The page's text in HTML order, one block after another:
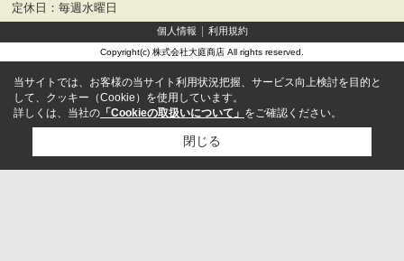
定休日：毎週水曜日
個人情報 利用規約
Copyright(c) 株式会社大庭商店 All rights reserved.
当サイトでは、お客様の当サイト利用状況把握、サービス向上検討を目的と
して、クッキー（Cookie）を使用しています。
詳しくは、当社の 「Cookieの取扱いについて」 をご確認ください。
閉じる